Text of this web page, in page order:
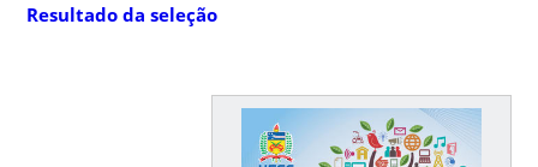
Resultado da seleção